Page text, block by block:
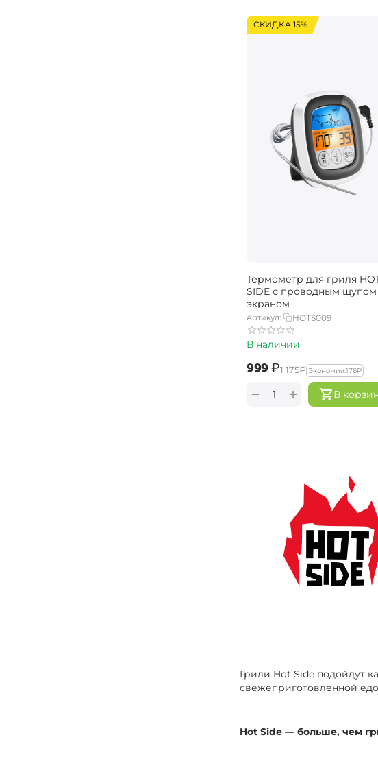
Грили Hot Side подойдут
свежеприготовленной
Hot Side — больше, чем
СКИДКА 15%
Термометр для гриля
SIDE с проводным
экраном
Артикул: HOTS009
В наличии
‍999‍₽‍1 175‍₽ Экономия:‍176‍₽
В
+
−